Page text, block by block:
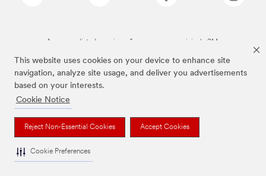
This website uses cookies on your device to enhance site
navigation, analyze site usage, and deliver you advertisements
based on your interests.
Cookie Notice
Reject Non-Essential Cookies Accept Cookies
Cookie Preferences
As marcas listadas a cima são marcas comerciais da 3M.